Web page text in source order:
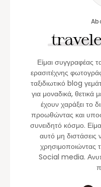
Είμαι συγγραφέας
ερασιτέχνης
ταξιδιωτικό blog
για μοναδικά,
έχουν χαράξει το
προωθώντας και
συνειδητό κόσμο.
αυτό μη διστάσεις
χρησιμοποιώντας
Social media.